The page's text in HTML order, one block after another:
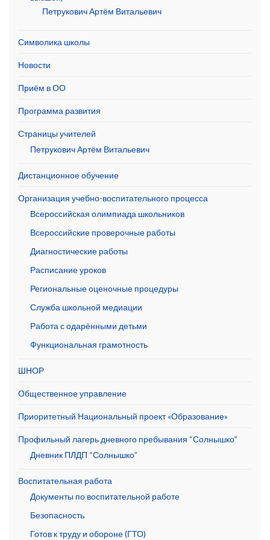
Петрукович Артём Витальевич
Символика школы
Новости
Приём в ОО
Программа развития
Страницы учителей
Петрукович Артём Витальевич
Дистанционное обучение
Организация учебно-воспитательного процесса
Всероссийская олимпиада школьников
Всероссийские проверочные работы
Диагностические работы
Расписание уроков
Региональные оценочные процедуры
Служба школьной медиации
Работа с одарёнными детьми
Функциональная грамотность
ШНОР
Общественное управление
Приоритетный Национальный проект «Образование»
Профильный лагерь дневного пребывания “Солнышко”
Дневник ПЛДП “Солнышко”
Воспитательная работа
Документы по воспитательной работе
Безопасность
Готов к труду и обороне (ГТО)